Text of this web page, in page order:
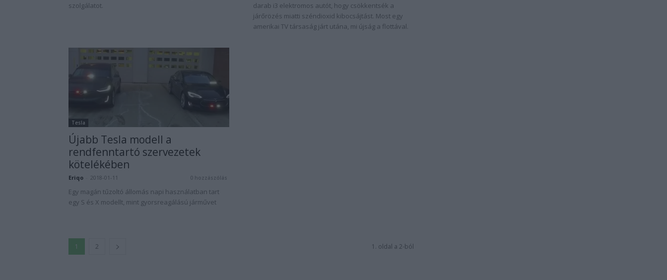
szolgálatot.
darab i3 elektromos autót, hogy csökkentsék a
járőrözés miatti széndioxid kibocsájtást. Most egy
amerikai TV társaság járt utána, mi újság a flottával.
Tesla
Újabb Tesla modell a
rendfenntartó szervezetek
kötelékében
Eriqo 2018-01-11 0 hozzászólás
Egy magán tűzoltó állomás napi használatban tart
egy S és X modellt, mint gyorsreagálású járművet
1 2 1. oldal a 2-ból